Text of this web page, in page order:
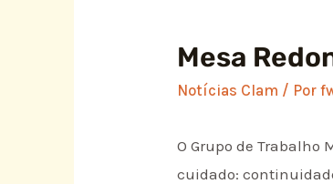
Mesa
Notícias Clam / Por
O Grupo de Trabalho
cuidado: